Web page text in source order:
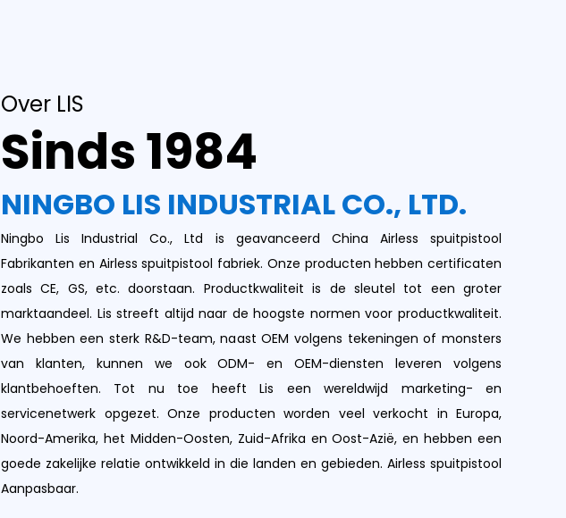
Over LIS
Sinds 1984
NINGBO LIS INDUSTRIAL CO., LTD.
Ningbo Lis Industrial Co., Ltd is geavanceerd China Airless spuitpistool
Fabrikanten en Airless spuitpistool fabriek. Onze producten hebben certificaten
zoals CE, GS, etc. doorstaan. Productkwaliteit is de sleutel tot een groter
marktaandeel. Lis streeft altijd naar de hoogste normen voor productkwaliteit.
We hebben een sterk R&D-team, naast OEM volgens tekeningen of monsters
van klanten, kunnen we ook ODM- en OEM-diensten leveren volgens
klantbehoeften. Tot nu toe heeft Lis een wereldwijd marketing- en
servicenetwerk opgezet. Onze producten worden veel verkocht in Europa,
Noord-Amerika, het Midden-Oosten, Zuid-Afrika en Oost-Azië, en hebben een
goede zakelijke relatie ontwikkeld in die landen en gebieden. Airless spuitpistool
Aanpasbaar.